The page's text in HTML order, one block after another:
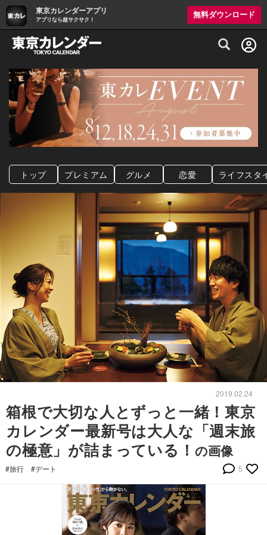
東京カレンダーアプリ
アプリなら超サクサク！
無料ダウンロード
グルメ情報・プレミアムレストラン予約
トップ プレミアム グルメ 恋愛 ライフスタ
2019.02.24
箱根で大切な人とずっと一緒！東京
カレンダー最新号は大人な「週末旅
の極意」が詰まっている！ の画像
#旅行 #デート 5